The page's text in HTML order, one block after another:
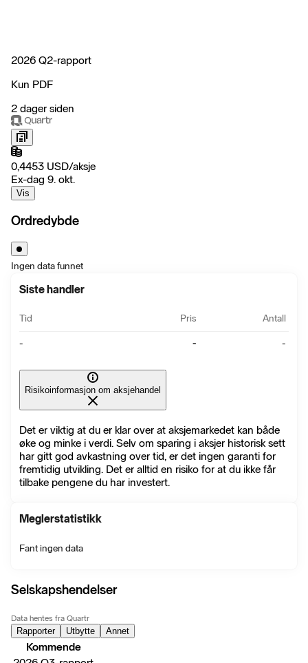
2026 Q2-rapport
Kun PDF
2 dager siden
0,4453 USD/aksje
Ex-dag 9. okt.
Vis
Ordredybde
Ingen data funnet
Siste handler
Tid Pris Antall
- - -
Risikoinformasjon om aksjehandel
Det er viktig at du er klar over at aksjemarkedet kan både
øke og minke i verdi. Selv om sparing i aksjer historisk sett
har gitt god avkastning over tid, er det ingen garanti for
fremtidig utvikling. Det er alltid en risiko for at du ikke får
tilbake pengene du har investert.
Meglerstatistikk
Fant ingen data
Selskapshendelser
Data hentes fra Quartr
Rapporter Utbytte Annet
Kommende